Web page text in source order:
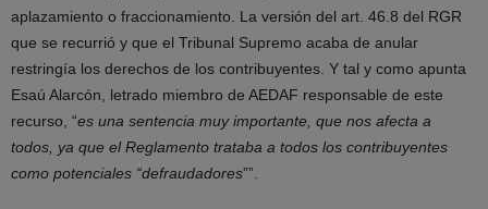
aplazamiento o fraccionamiento. La versión del art. 46.8 del RGR
que se recurrió y que el Tribunal Supremo acaba de anular
restringía los derechos de los contribuyentes. Y tal y como apunta
Esaú Alarcón, letrado miembro de AEDAF responsable de este
recurso, “es una sentencia muy importante, que nos afecta a
todos, ya que el Reglamento trataba a todos los contribuyentes
como potenciales “defraudadores””.